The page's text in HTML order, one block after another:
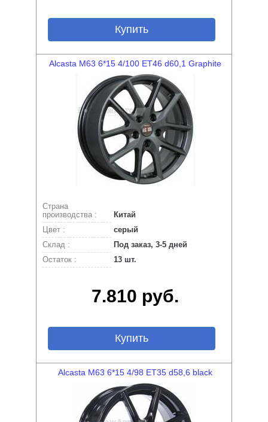
Купить
Alcasta M63 6*15 4/100 ET46 d60,1 Graphite
Страна
производства :
Китай
Цвет :
серый
Склад :
Под заказ, 3-5 дней
Остаток :
13 шт.
7.810 руб.
Купить
Alcasta M63 6*15 4/98 ET35 d58,6 black